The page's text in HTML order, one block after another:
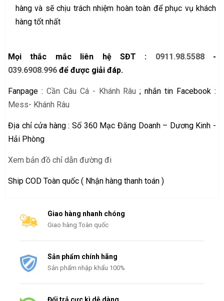
hàng và sẽ chịu trách nhiệm hoàn toàn để phục vụ khách
hàng tốt nhất
Mọi thắc mắc liên hệ SĐT : 0911.98.5588-
039.6908.996 để được giải đáp.
Fanpage : Cần Câu Cá - Khánh Râu ; nhắn tin Facebook :
Mess- Khánh Râu
Địa chỉ cửa hàng : Số 360 Mạc Đăng Doanh – Dương Kinh -
Hải Phòng
Xem bản đồ chỉ dẫn đường đi
Ship COD Toàn quốc ( Nhận hàng thanh toán )
Giao hàng nhanh chóng
Giao hàng Toàn quốc
Sản phẩm chính hãng
Sản phẩm nhập khẩu 100%